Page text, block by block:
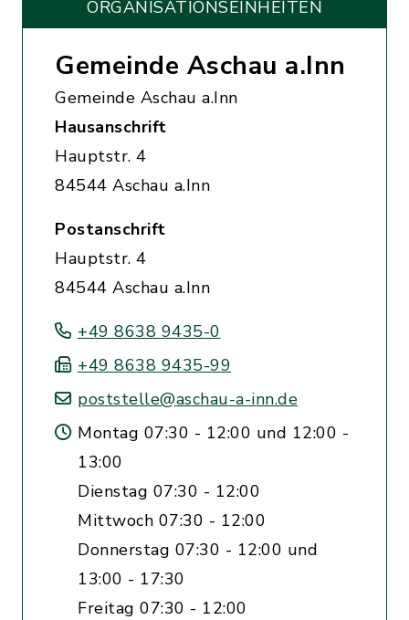
ORGANISATIONS­EINHEITEN
Gemeinde Aschau a.Inn
Gemeinde Aschau a.Inn
Hausanschrift
Hauptstr. 4
84544 Aschau a.Inn
Postanschrift
Hauptstr. 4
84544 Aschau a.Inn
+49 8638 9435-0
+49 8638 9435-99
poststelle@aschau-a-inn.de
Montag 07:30 - 12:00 und 12:00 -
13:00
Dienstag 07:30 - 12:00
Mittwoch 07:30 - 12:00
Donnerstag 07:30 - 12:00 und
13:00 - 17:30
Freitag 07:30 - 12:00